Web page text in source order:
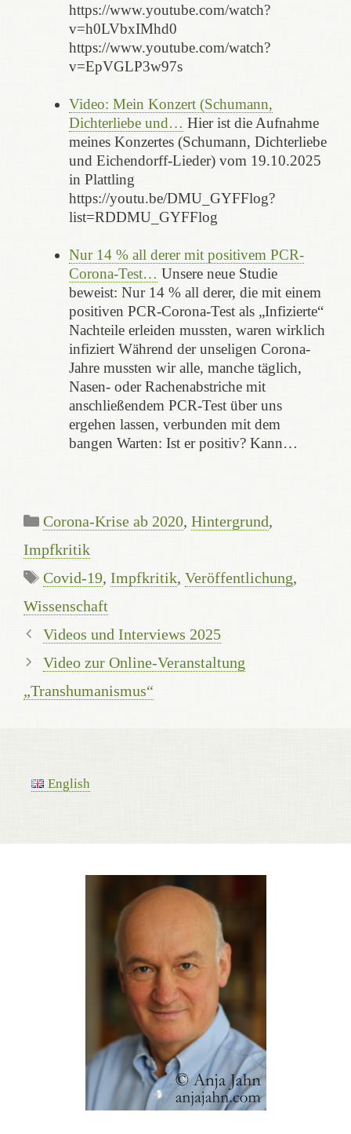
https://www.youtube.com/watch?
v=h0LVbxIMhd0
https://www.youtube.com/watch?
v=EpVGLP3w97s
Video: Mein Konzert (Schumann,
Dichterliebe und… Hier ist die Aufnahme
meines Konzertes (Schumann, Dichterliebe
und Eichendorff-Lieder) vom 19.10.2025
in Plattling
https://youtu.be/DMU_GYFFlog?
list=RDDMU_GYFFlog
Nur 14 % all derer mit positivem PCR-
Corona-Test… Unsere neue Studie
beweist: Nur 14 % all derer, die mit einem
positiven PCR-Corona-Test als „Infizierte“
Nachteile erleiden mussten, waren wirklich
infiziert Während der unseligen Corona-
Jahre mussten wir alle, manche täglich,
Nasen- oder Rachenabstriche mit
anschließendem PCR-Test über uns
ergehen lassen, verbunden mit dem
bangen Warten: Ist er positiv? Kann…
Kategorien
Corona-Krise ab 2020, Hintergrund,
Impfkritik
Schlagwörter
Covid-19, Impfkritik, Veröffentlichung,
Wissenschaft
Videos und Interviews 2025
Video zur Online-Veranstaltung
„Transhumanismus“
English